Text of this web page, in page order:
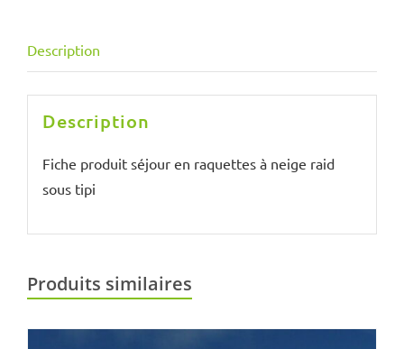
Description
Description
Fiche produit séjour en raquettes à neige raid
sous tipi
Produits similaires